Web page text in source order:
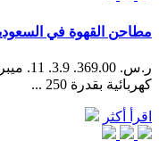
مطاحن القهوة في السعودية | خصم 30-75% | تسوق مطاحن
كهربائية بقدرة 250 ...
اقرأ أكثر